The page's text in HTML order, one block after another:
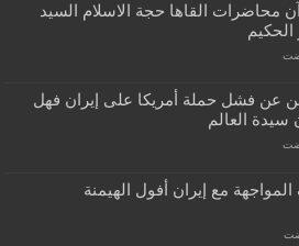
محاضرات القاها حجة الاسلام السيد
عن فشل حملة أمريكا على إيران فهل
سيدة العالم
مع إيران أفول الهيمنة